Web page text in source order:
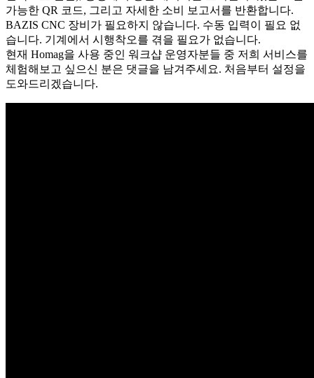
가능한 QR 코드, 그리고 자세한 소비 보고서를 반환합니다.
BAZIS CNC 장비가 필요하지 않습니다. 수동 입력이 필요 없
습니다. 기계에서 시행착오를 겪을 필요가 없습니다.
현재 Homag을 사용 중인 워크샵 운영자분들 중 저희 서비스를
체험해보고 싶으신 분은 댓글을 남겨주세요. 처음부터 설정을
도와드리겠습니다.